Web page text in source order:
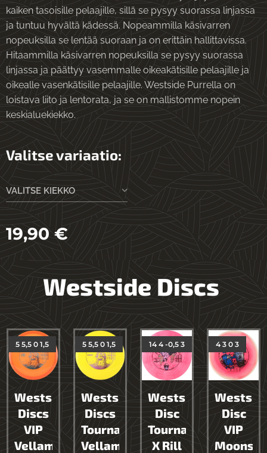
kaiken tasoisille pelaajille, sillä se pysyy suorassa linjassa
ja tuntuu hyvältä kädessä. Nopeammilla käsivarren
nopeuksilla se lentää suoraan ja on erittäin hallittavissa.
Hitaammilla käsivarren nopeuksilla se pysyy suorassa
linjassa ja päättyy vasemmalle oikeakätisille pelaajille ja
oikealle vasenkätisille pelaajille. Westside Purrella on
loistava liito ja lentorata, ja se on mallistomme nopein
keskialuekiekko.
Valitse variaatio:
VALITSE KIEKKO
19,90€
Westside Discs
Westside
Discs
VIP
Vellamo
5 5,5 0 1,5
Westside
Discs
Tournament
Vellamo
5 5,5 0 1,5
Westside
Disc
Tournament-
X Rill
14 4 -0,5 3
Disc
VIP
4 3 0 3